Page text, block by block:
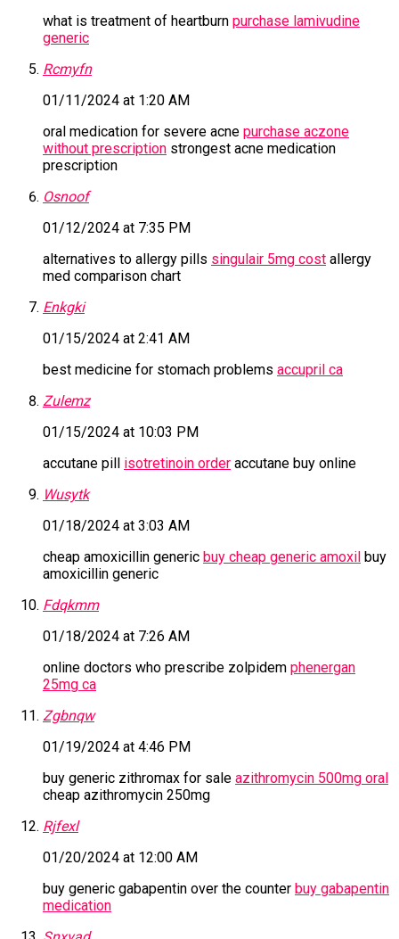
what is treatment of heartburn purchase lamivudine
generic
Rcmyfn
01/11/2024 at 1:20 AM
oral medication for severe acne purchase aczone
without prescription strongest acne medication
prescription
Osnoof
01/12/2024 at 7:35 PM
alternatives to allergy pills singulair 5mg cost allergy
med comparison chart
Enkgki
01/15/2024 at 2:41 AM
best medicine for stomach problems accupril ca
Zulemz
01/15/2024 at 10:03 PM
accutane pill isotretinoin order accutane buy online
Wusytk
01/18/2024 at 3:03 AM
cheap amoxicillin generic buy cheap generic amoxil buy
amoxicillin generic
Fdqkmm
01/18/2024 at 7:26 AM
online doctors who prescribe zolpidem phenergan
25mg ca
Zgbnqw
01/19/2024 at 4:46 PM
buy generic zithromax for sale azithromycin 500mg oral
cheap azithromycin 250mg
Rjfexl
01/20/2024 at 12:00 AM
buy generic gabapentin over the counter buy gabapentin
medication